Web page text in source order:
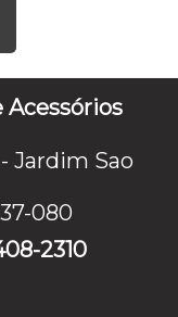
Acessórios
Jardim Sao
080
2310